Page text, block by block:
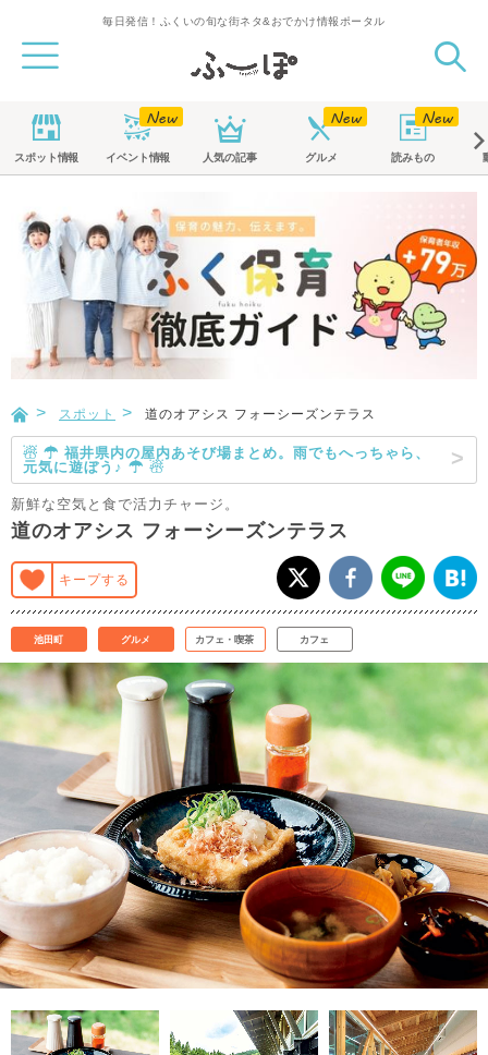
毎日発信！ふくいの旬な街ネタ&おでかけ情報ポータル
スポット情報 イベント情報 人気の記事 グルメ 読みもの
スポット 道のオアシス フォーシーズンテラス
☃ ☂ 福井県内の屋内あそび場まとめ。雨でもへっちゃら、
元気に遊ぼう♪ ☂ ☃
新鮮な空気と食で活力チャージ。
道のオアシス フォーシーズンテラス
キープする
池田町 グルメ カフェ・喫茶 カフェ